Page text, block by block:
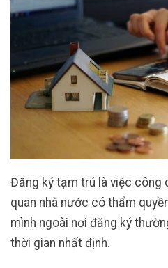
Đăng ký tạm trú là việc công
quan nhà nước có thẩm
mình ngoài nơi đăng ký
thời gian nhất định.